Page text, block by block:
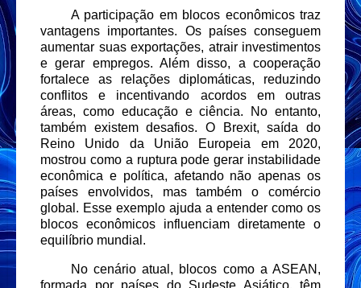
A participação em blocos econômicos traz
vantagens importantes. Os países conseguem
aumentar suas exportações, atrair investimentos
e gerar empregos. Além disso, a cooperação
fortalece as relações diplomáticas, reduzindo
conflitos e incentivando acordos em outras
áreas, como educação e ciência. No entanto,
também existem desafios. O Brexit, saída do
Reino Unido da União Europeia em 2020,
mostrou como a ruptura pode gerar instabilidade
econômica e política, afetando não apenas os
países envolvidos, mas também o comércio
global. Esse exemplo ajuda a entender como os
blocos econômicos influenciam diretamente o
equilíbrio mundial.
No cenário atual, blocos como a ASEAN,
formada por países do Sudeste Asiático, têm